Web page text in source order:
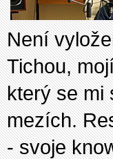
Není
Tichou,
který se mi
mezích.
- svoje